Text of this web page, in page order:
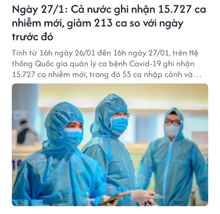
Ngày 27/1: Cả nước ghi nhận 15.727 ca
nhiễm mới, giảm 213 ca so với ngày
trước đó
Tính từ 16h ngày 26/01 đến 16h ngày 27/01, trên Hệ
thống Quốc gia quản lý ca bệnh Covid-19 ghi nhận
15.727 ca nhiễm mới, trong đó 55 ca nhập cảnh và
15.672 ca ghi nhận trong nước (giảm 213 ca so với
ngày trước đó) tại 63 tỉnh, thành phố (có 10.627 ca
trong cộng đồng).